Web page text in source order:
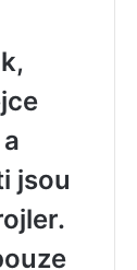
jsou